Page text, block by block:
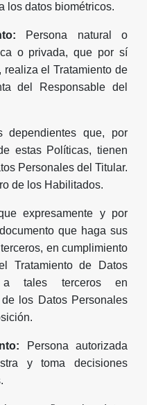
los datos biométricos.
Persona natural o
o privada, que por sí
realiza el Tratamiento de
del Responsable del
dependientes que, por
estas Políticas, tienen
Personales del Titular.
de los Habilitados.
expresamente y por
que haga sus
en cumplimiento
Tratamiento de Datos
a tales terceros en
los Datos Personales
Persona autorizada
y toma decisiones